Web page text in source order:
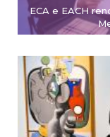
ECA e EACH